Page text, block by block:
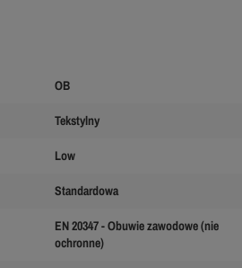
OB
Tekstylny
Low
Standardowa
EN 20347 - Obuwie zawodowe (nie
ochronne)